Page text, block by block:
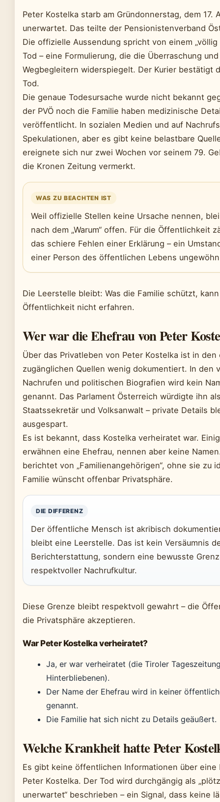
Peter Kostelka starb am Gründonnerstag, dem 17.
unerwartet. Das teilte der Pensionistenverband
Die offizielle Aussendung spricht von einem „völlig
Tod – eine Formulierung, die die Überraschung
Wegbegleitern widerspiegelt. Der Kurier bestätigt
Tod.
Die genaue Todesursache wurde nicht bekannt
der PVÖ noch die Familie haben medizinische
veröffentlicht. In sozialen Medien und auf
Spekulationen, aber es gibt keine belastbare
ereignete sich nur zwei Wochen vor seinem 79.
die Kronen Zeitung vermerkt.
WAS ZU BEACHTEN IST
Weil offizielle Stellen keine Ursache nennen,
nach dem „Warum“ offen. Für die Öffentlichkeit
das schiere Fehlen einer Erklärung – ein
einer Person des öffentlichen Lebens
Die Leerstelle bleibt: Was die Familie schützt,
Öffentlichkeit nicht erfahren.
Wer war die Ehefrau von Peter
Über das Privatleben von Peter Kostelka ist in
zugänglichen Quellen wenig dokumentiert. In den
Nachrufen und politischen Biografien wird kein
genannt. Das Parlament Österreich würdigte ihn
Staatssekretär und Volksanwalt – private Details
ausgespart.
Es ist bekannt, dass Kostelka verheiratet war.
erwähnen eine Ehefrau, nennen aber keine
berichtet von „Familienangehörigen“, ohne sie zu
Familie wünscht offenbar Privatsphäre.
DIE DIFFERENZ
Der öffentliche Mensch ist akribisch
bleibt eine Leerstelle. Das ist kein Versäumnis
Berichterstattung, sondern eine bewusste
respektvoller Nachrufkultur.
Diese Grenze bleibt respektvoll gewahrt – die
die Privatsphäre akzeptieren.
War Peter Kostelka verheiratet?
Ja, er war verheiratet (die Tiroler
Hinterbliebenen).
Der Name der Ehefrau wird in keiner
genannt.
Die Familie hat sich nicht zu Details geäußert.
Welche Krankheit hatte Peter
Es gibt keine öffentlichen Informationen über eine
Peter Kostelka. Der Tod wird durchgängig als
unerwartet“ beschrieben – ein Signal, dass keine